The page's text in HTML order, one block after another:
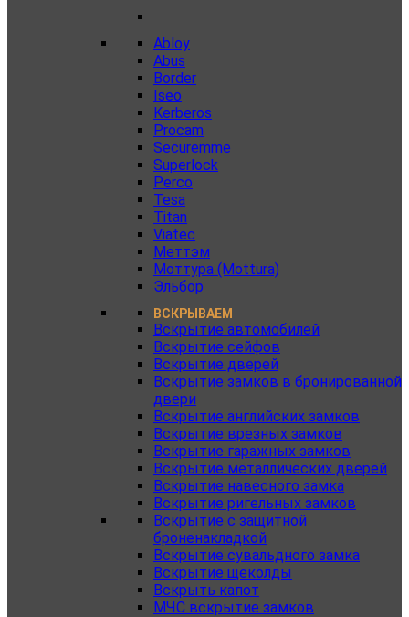
Abloy
Abus
Border
Iseo
Kerberos
Procam
Securemme
Superlock
Perco
Tesa
Titan
Viatec
Меттэм
Моттура (Mottura)
Эльбор
ВСКРЫВАЕМ
Вскрытие автомобилей
Вскрытие сейфов
Вскрытие дверей
Вскрытие замков в бронированной
двери
Вскрытие английских замков
Вскрытие врезных замков
Вскрытие гаражных замков
Вскрытие металлических дверей
Вскрытие навесного замка
Вскрытие ригельных замков
Вскрытие с защитной
броненакладкой
Вскрытие сувальдного замка
Вскрытие щеколды
Вскрыть капот
МЧС вскрытие замков